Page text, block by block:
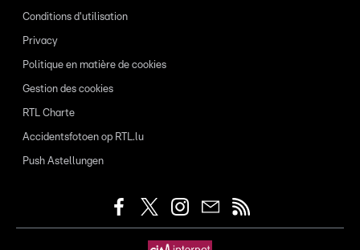
Conditions d'utilisation
Privacy
Politique en matière de cookies
Gestion des cookies
RTL Charte
Accidentsfotoen op RTL.lu
Push Astellungen